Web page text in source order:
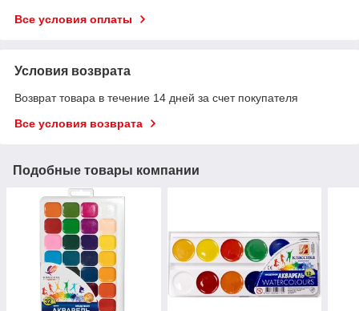
Все условия оплаты
Условия возврата
Возврат товара в течение 14 дней за счет покупателя
Все условия возврата
Подобные товары компании